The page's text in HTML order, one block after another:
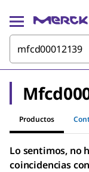
Productos
Lo sentimos, no
coincidencias